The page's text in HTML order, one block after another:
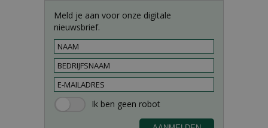
Meld je aan voor onze digitale
nieuwsbrief.